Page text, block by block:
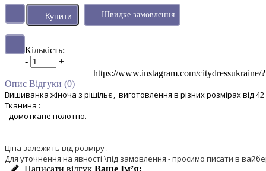
Швидке замовлення
Кількість:
-
+
https://www.instagram.com/
Опис Відгуки (0)
Вишиванка жіноча з рішільє , виготовлення в різних розмірах від 42
Тканина :
- домоткане полотно.
Ціна залежить від розміру .
Для уточнення на явності \під замовлення - просимо писати в
Написати відгук Ваше Ім’я: